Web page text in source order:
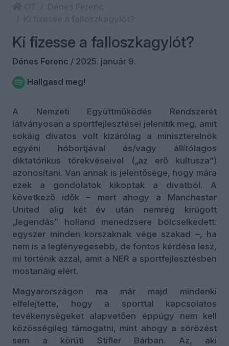
Ki fizesse a falloszkagylót?
Dénes Ferenc / 2025. január 9.
Hallgasd meg!
A Nemzeti Együttműködés Rendszerét
látványosan a sportfejlesztései jelenítik meg, amit
sokáig divatos volt kizárólag a miniszterelnök
egyéni hóbortjával és/vagy állítólagos
diktatórikus törekvéseivel („az erő kultusza”)
azonosítani. Van annak is jelentősége, hogy mára
ezek a gondolatok kikoptak a divatból. A
következő idők – mert ahogy a Manchester
United alig két év után nemrég kirúgott
„legendás” holland menedzsere bölcselkedett:
egyszer minden korszaknak vége szakad –, ha
nem is a leglényegesebb, de fontos kérdése lesz,
mi történik azzal, amit a NER a sportfejlesztésben
mostanáig elért.
Magyarországon ma már majd mindenki
elfelejtette, hogy a sporttal kapcsolatos
tevékenységeket alapvetően éppúgy nem kell
közösségileg támogatni, mint ahogy a sörözést
sem a körúti Stifler Bárban. Az, aki